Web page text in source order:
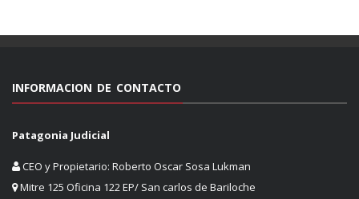
INFORMACION DE CONTACTO
Patagonia Judicial
CEO y Propietario: Roberto Oscar Sosa Lukman
Mitre 125 Oficina 122 EP/ San carlos de Bariloche